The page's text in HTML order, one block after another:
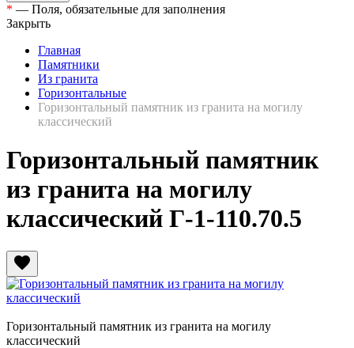
* — Поля, обязательные для заполнения
Закрыть
Главная
Памятники
Из гранита
Горизонтальные
Горизонтальный памятник из гранита на могилу
классический
Горизонтальный памятник
из гранита на могилу
классический Г-1-110.70.5
favorite
Горизонтальный памятник из гранита на могилу
классический